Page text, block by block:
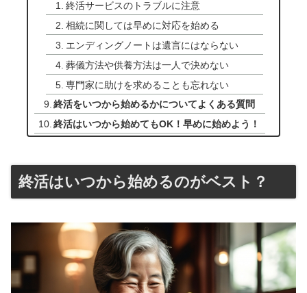
終活サービスのトラブルに注意
相続に関しては早めに対応を始める
エンディングノートは遺言にはならない
葬儀方法や供養方法は一人で決めない
専門家に助けを求めることも忘れない
終活をいつから始めるかについてよくある質問
終活はいつから始めてもOK！早めに始めよう！
終活はいつから始めるのがベスト？